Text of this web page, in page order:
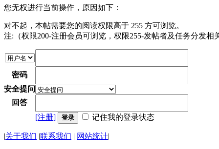
您无权进行当前操作，原因如下：
对不起，本帖需要您的阅读权限高于 255 方可浏览。
注:（权限200-注册会员可浏览，权限255-发帖者及任务分发相
密码
安全提问
回答
[注册]
登录 记住我的登录状态
|关于我们 |联系我们 | 网站统计|